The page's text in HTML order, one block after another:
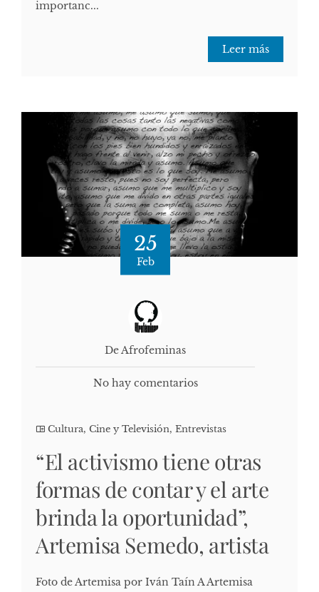
importanc...
Leer más
25
Feb
De Afrofeminas
No hay comentarios
Cultura, Cine y Televisión, Entrevistas
“El activismo tiene otras
formas de contar y el arte
brinda la oportunidad”,
Artemisa Semedo, artista
Foto de Artemisa por Iván Taín A Artemisa